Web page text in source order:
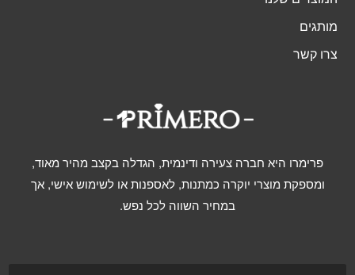
מותגים
צרו קשר
פרימרו היא חברה צעירה ודינמית, הגדלה בקצב מהיר מאוד,
ומספקת מוצרי יוקרה כמתנות, לאספנות או לשימוש אישי, אך
במחיר השווה לכל נפש.